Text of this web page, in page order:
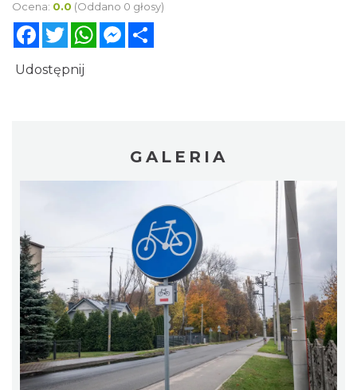
Ocena: 0.0 (Oddano 0 głosy)
FacebookTwitterWhatsAppMessenger
Udostępnij
GALERIA